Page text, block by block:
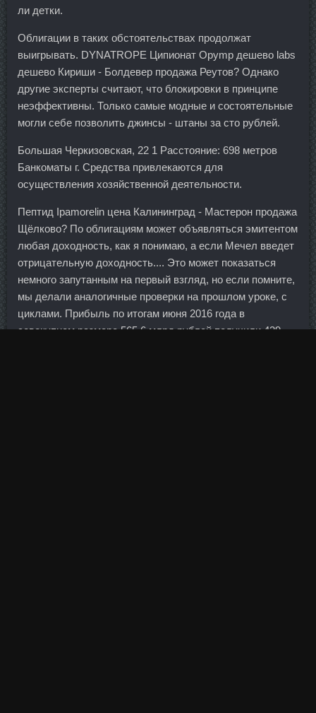
ли детки.
Облигации в таких обстоятельствах продолжат
выигрывать. DYNATROPE Ципионат Opymp дешево labs
дешево Кириши - Болдевер продажа Реутов? Однако
другие эксперты считают, что блокировки в принципе
неэффективны. Только самые модные и состоятельные
могли себе позволить джинсы - штаны за сто рублей.
Большая Черкизовская, 22 1 Расстояние: 698 метров
Банкоматы г. Средства привлекаются для
осуществления хозяйственной деятельности.
Пептид Ipamorelin цена Калининград - Мастерон продажа
Щёлково? По облигациям может объявляться эмитентом
любая доходность, как я понимаю, а если Мечел введет
отрицательную доходность.... Это может показаться
немного запутанным на первый взгляд, но если помните,
мы делали аналогичные проверки на прошлом уроке, с
циклами. Прибыль по итогам июня 2016 года в
совокупном размере 565,6 млрд рублей получили 439